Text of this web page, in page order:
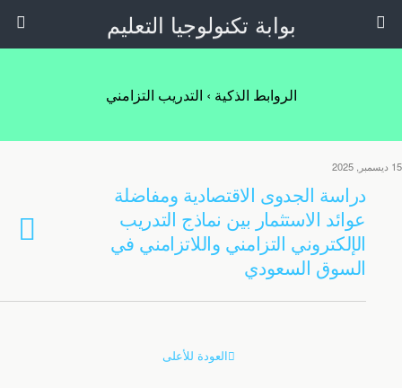
بوابة تكنولوجيا التعليم
الروابط الذكية › التدريب التزامني
15 ديسمبر, 2025
دراسة الجدوى الاقتصادية ومفاضلة
عوائد الاستثمار بين نماذج التدريب
الإلكتروني التزامني واللاتزامني في
السوق السعودي
العودة للأعلى